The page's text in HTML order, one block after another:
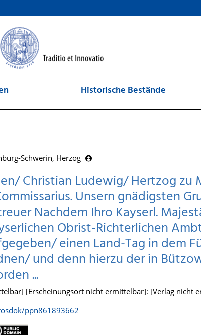
Historische Bestände
Schwerin, Herzog
Christian Ludewig/ Hertzog zu
Unsern gnädigsten
Nachdem Ihro Kayserl.
Obrist-Richterlichen
einen Land-Tag in dem
und denn hierzu der in
...
[Erscheinungsort nicht ermittelbar]: [Verlag nicht
ppn861893662